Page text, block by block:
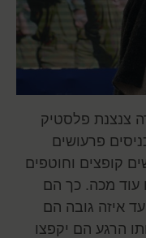
צנצנת פלסטיק
פרעושים
קופצים וחוטפים
מכה. כך הם
איזה גובה הם
הרגע הם יקפצו